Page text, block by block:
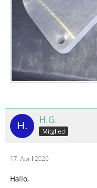
H.G.
Mitglied
17. April 2026
Hallo,